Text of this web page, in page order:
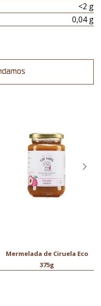
<2 g
0,04 g
Mermelada de Ciruela Eco
375g